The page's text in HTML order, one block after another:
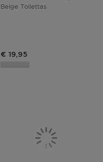
Beige Toilettas
Productprijs
€ 19,95